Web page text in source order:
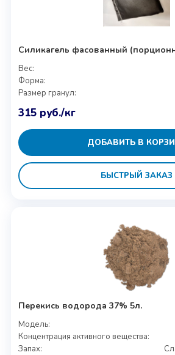
Силикагель фасованный
Вес:
Форма:
Размер гранул:
315 руб./кг
ДОБАВИТЬ В
БЫСТРЫЙ ЗАКАЗ
Перекись водорода 37% 5л.
Модель:
Концентрация активного вещества:
Запах: